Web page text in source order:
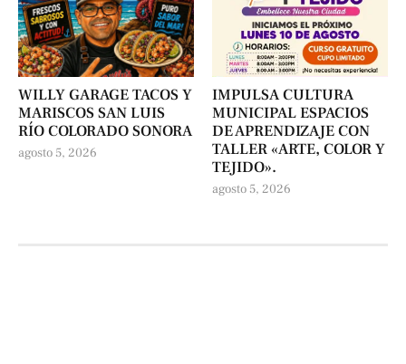
WILLY GARAGE TACOS Y
MARISCOS SAN LUIS
RÍO COLORADO SONORA
agosto 5, 2026
IMPULSA CULTURA
MUNICIPAL ESPACIOS
DE APRENDIZAJE CON
TALLER «ARTE, COLOR Y
TEJIDO».
agosto 5, 2026